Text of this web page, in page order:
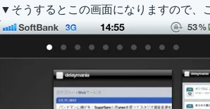
▼そうするとこの画面になりますので、